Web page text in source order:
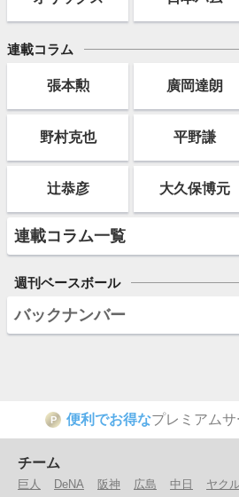
連載コラム
張本勲 廣岡達朗
野村克也 平野謙
辻恭彦 大久保博元
連載コラム一覧
週刊ベースボール
バックナンバー
P 便利でお得なプレミアム
チーム
巨人 DeNA 阪神 広島 中日 ヤク